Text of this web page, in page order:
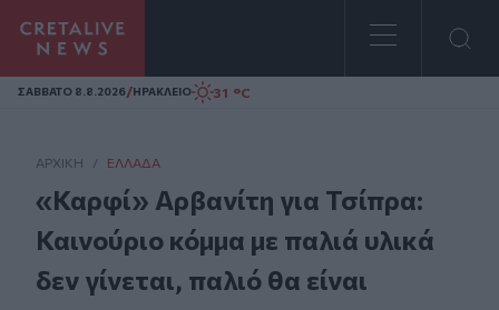
Homepage
ΣAΒΒΑΤΟ 8.8.2026/ΗΡΑΚΛΕΙΟ 31 °C
ΑΡΧΙΚΗ / ΕΛΛΆΔΑ
«Καρφί» Αρβανίτη για Τσίπρα:
Καινούριο κόμμα με παλιά υλικά
δεν γίνεται, παλιό θα είναι